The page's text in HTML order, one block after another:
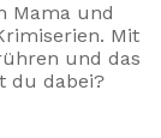
Mama und
Mit
und das
du dabei?